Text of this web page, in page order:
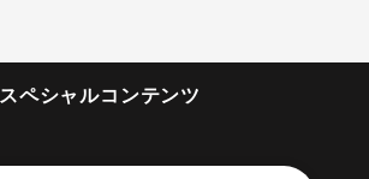
スペシャルコンテンツ